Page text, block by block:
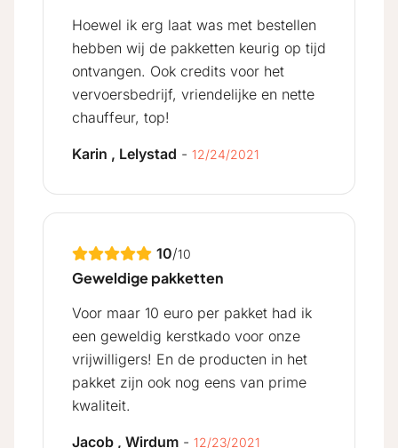
Hoewel ik erg laat was met bestellen
hebben wij de pakketten keurig op tijd
ontvangen. Ook credits voor het
vervoersbedrijf, vriendelijke en nette
chauffeur, top!
Karin , Lelystad - 12/24/2021
10/10
Geweldige pakketten
Voor maar 10 euro per pakket had ik
een geweldig kerstkado voor onze
vrijwilligers! En de producten in het
pakket zijn ook nog eens van prime
kwaliteit.
Jacob , Wirdum - 12/23/2021